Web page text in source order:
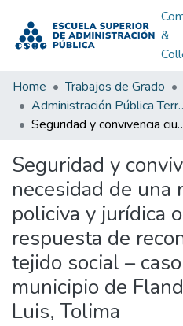
&
Home Trabajos de Grado
Seguridad y convivencia ciudadana: necesidad de una respuesta policiva y
Seguridad y
necesidad de una
policiva y jurídica
respuesta de
tejido social –
municipio de
Luis, Tolima